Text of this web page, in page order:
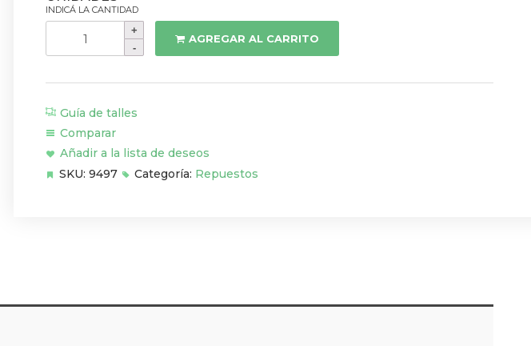
51T
cantidad
AGREGAR AL CARRITO
Guía de talles
Comparar
Añadir a la lista de deseos
SKU: 9497 Categoría: Repuestos